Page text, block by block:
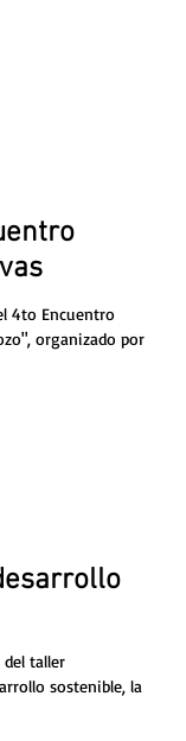
4to Encuentro
organizado por
del taller
sostenible, la